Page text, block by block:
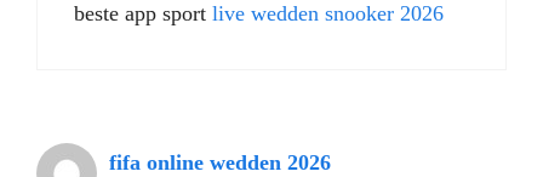
beste app sport live wedden snooker 2026
fifa online wedden 2026